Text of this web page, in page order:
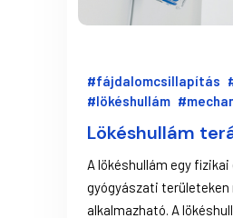
#fájdalomcsillapítás
#lökéshullám
Lökéshullám
A lökéshullám egy fizikai
gyógyászati területeken
alkalmazható. A